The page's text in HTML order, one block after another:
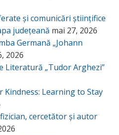
și comunicări științifice
județeană mai 27, 2026
Germană „Johann
2026
Literatură „Tudor Arghezi”
Kindness: Learning to Stay
cercetător și autor